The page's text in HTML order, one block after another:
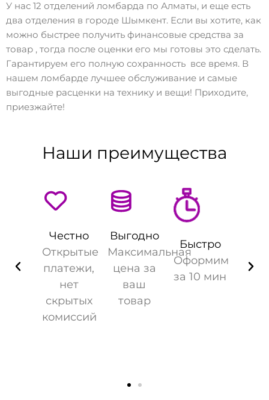
У нас 12 отделений ломбарда по Алматы, и еще есть
два отделения в городе Шымкент. Если вы хотите, как
можно быстрее получить финансовые средства за
товар , тогда после оценки его мы готовы это сделать.
Гарантируем его полную сохранность все время. В
нашем ломбарде лучшее обслуживание и самые
выгодные расценки на технику и вещи! Приходите,
приезжайте!
Наши преимущества
Честно
Открытые
платежи,
нет
скрытых
комиссий
Выгодно
Максимальная
цена за
ваш
товар
Быстро
Оформим
за 10 мин